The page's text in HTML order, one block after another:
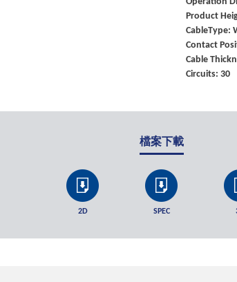
Product
CableType:
Contact
Cable
Circuits: 30
檔案下載
2D SPEC